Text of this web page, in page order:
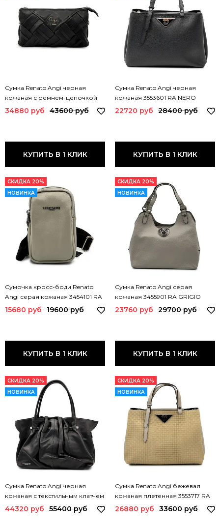
Сумка Renato Angi черная
кожаная с ремнем-цепочкой
3401381 RA NERO
34880 руб 43600 руб
КУПИТЬ В 1 КЛИК
Сумка Renato Angi черная
кожаная 3553601 RA NERO
22720 руб 28400 руб
КУПИТЬ В 1 КЛИК
СКИДКА 20%
НОВИНКА
Сумочка кросс-боди Renato
Angi серая кожаная 3454101 RA
GRIGIO
15680 руб 19600 руб
КУПИТЬ В 1 КЛИК
СКИДКА 20%
НОВИНКА
Сумка Renato Angi серая
кожаная 3455901 RA GRIGIO
23760 руб 29700 руб
КУПИТЬ В 1 КЛИК
СКИДКА 20%
НОВИНКА
Сумка Renato Angi черная
кожаная с текстильным клатчем
3505381 RA NERO
44320 руб 55400 руб
СКИДКА 20%
НОВИНКА
Сумка Renato Angi бежевая
кожаная плетенная 3553717 RA
BEIGE
26880 руб 33600 руб